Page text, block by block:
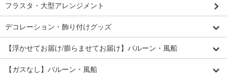
フラスタ・大型アレンジメント
デコレーション・飾り付けグッズ
【浮かせてお届け/膨らませてお届け】バルーン・風船
【ガスなし】バルーン・風船